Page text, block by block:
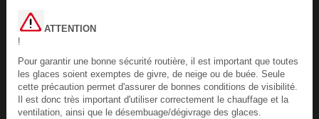
ATTENTION
!
Pour garantir une bonne sécurité routière, il est important que toutes
les glaces soient exemptes de givre, de neige ou de buée. Seule
cette précaution permet d'assurer de bonnes conditions de visibilité.
Il est donc très important d'utiliser correctement le chauffage et la
ventilation, ainsi que le désembuage/dégivrage des glaces.